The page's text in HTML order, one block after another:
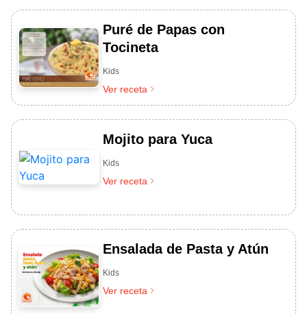
Puré de Papas con
Tocineta
Kids
Ver receta
Mojito para Yuca
Kids
Ver receta
Ensalada de Pasta y Atún
Kids
Ver receta